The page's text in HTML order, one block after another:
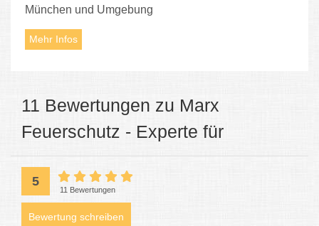
München und Umgebung
Mehr Infos
11 Bewertungen zu Marx
Feuerschutz - Experte für
5
11 Bewertungen
Bewertung schreiben